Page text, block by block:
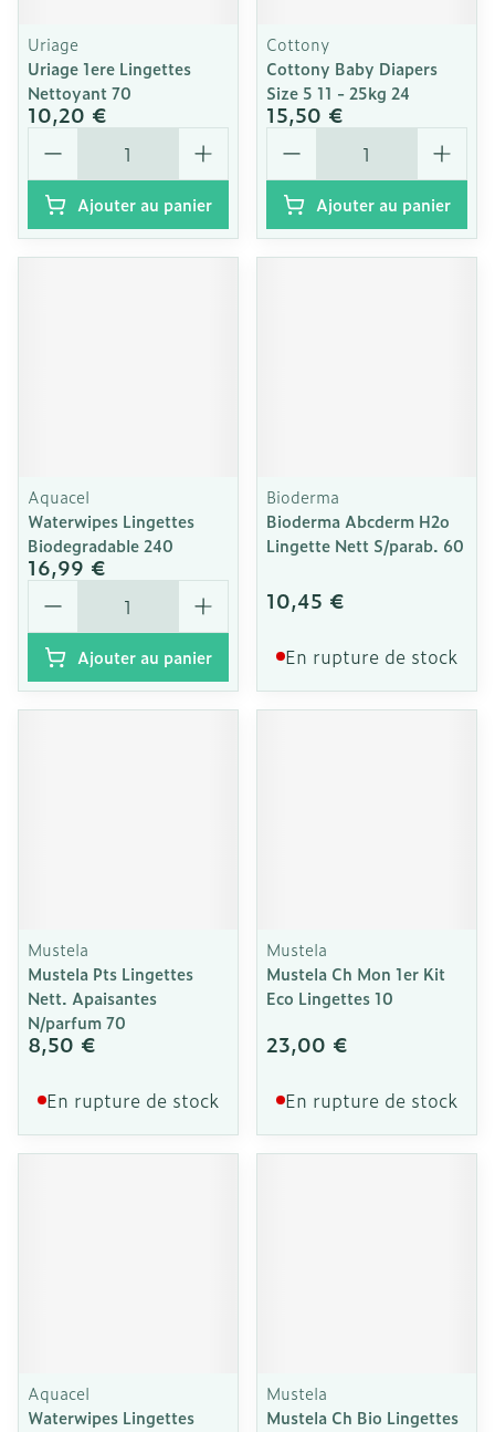
Uriage
Uriage 1ere Lingettes
Nettoyant 70
10,20 €
Quantité
Ajouter au panier
Cottony
Cottony Baby Diapers
Size 5 11 - 25kg 24
15,50 €
Quantité
Ajouter au panier
Aquacel
Waterwipes Lingettes
Biodegradable 240
16,99 €
Quantité
Ajouter au panier
Bioderma
Bioderma Abcderm H2o
Lingette Nett S/parab. 60
10,45 €
En rupture de stock
Mustela
Mustela Pts Lingettes
Nett. Apaisantes
N/parfum 70
8,50 €
En rupture de stock
Mustela
Mustela Ch Mon 1er Kit
Eco Lingettes 10
23,00 €
En rupture de stock
Aquacel
Waterwipes Lingettes
Mustela
Mustela Ch Bio Lingettes